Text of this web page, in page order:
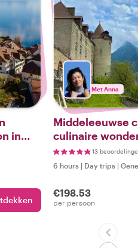
in
Met Anna
Middeleeuwse
culinaire
13
6 hours | Day trips |
€198.53
per persoon